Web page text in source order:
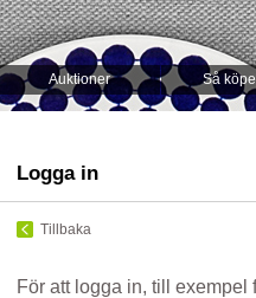
Auktioner Så
Logga in
Tillbaka
För att logga in, till exempel